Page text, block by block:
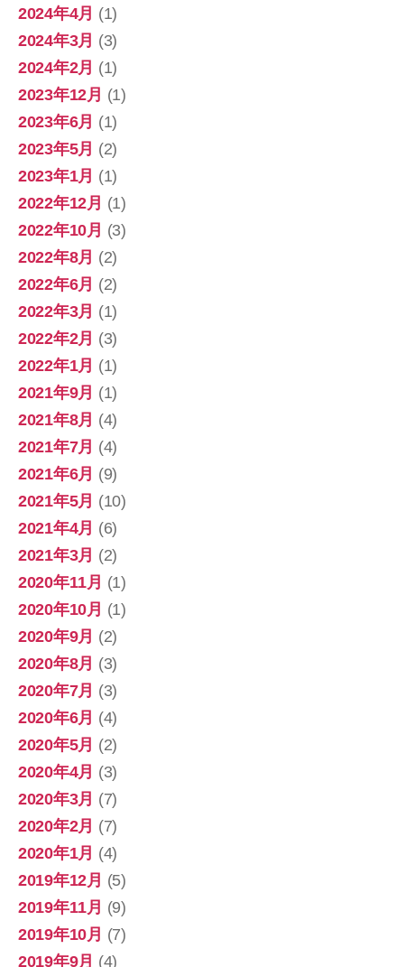
2024年4月 (1)
2024年3月 (3)
2024年2月 (1)
2023年12月 (1)
2023年6月 (1)
2023年5月 (2)
2023年1月 (1)
2022年12月 (1)
2022年10月 (3)
2022年8月 (2)
2022年6月 (2)
2022年3月 (1)
2022年2月 (3)
2022年1月 (1)
2021年9月 (1)
2021年8月 (4)
2021年7月 (4)
2021年6月 (9)
2021年5月 (10)
2021年4月 (6)
2021年3月 (2)
2020年11月 (1)
2020年10月 (1)
2020年9月 (2)
2020年8月 (3)
2020年7月 (3)
2020年6月 (4)
2020年5月 (2)
2020年4月 (3)
2020年3月 (7)
2020年2月 (7)
2020年1月 (4)
2019年12月 (5)
2019年11月 (9)
2019年10月 (7)
2019年9月 (4)